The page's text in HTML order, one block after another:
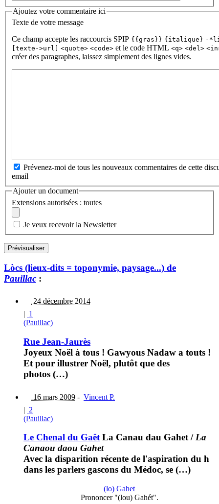
Ajoutez votre commentaire ici
Texte de votre message
Ce champ accepte les raccourcis SPIP {{gras}} {italique} -
[texte->url]
<quote> <code> et le code HTML <q> <del>
créer des paragraphes, laissez simplement des lignes vides.
Prévenez-moi de tous les nouveaux commentaires de cette
email
Ajouter un document
Extensions autorisées : toutes
Je veux recevoir la Newsletter
Lòcs (lieux-dits = toponymie, paysage...) de
Pauillac :
24 décembre 2014
| 1
(Pauillac)
Rue Jean-Jaurès
Joyeux Noël à tous ! Gawyous Nadaw a touts !
Et pour illustrer Noël, plutôt que des
photos (…)
16 mars 2009 - Vincent P.
| 2
(Pauillac)
Le Chenal du GaëtLa Canau dau Gahet/La
Canaou daou Gahet
Avec la disparition récente de l'aspiration du h
dans les parlers gascons du Médoc, se (…)
(lo) Gahet
Prononcer "(lou) Gahét".